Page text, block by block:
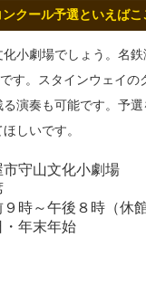
クール予選といえばこ
小劇場でしょう。名
す。スタインウェイの
演奏も可能です。予
しいです。
守山文化小劇場
時～午後８時（休館
年末年始